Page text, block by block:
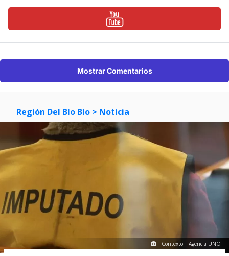
Mostrar Comentarios
Región Del Bío Bío > Noticia
Contexto | Agencia UNO